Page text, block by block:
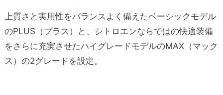
上質さと実用性をバランスよく備えたベーシックモデル
のPLUS（プラス）と、シトロエンならではの快適装備
をさらに充実させたハイグレードモデルのMAX（マック
ス）の2グレードを設定。